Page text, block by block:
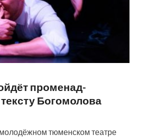
променад-
Богомолова
тюменском театре